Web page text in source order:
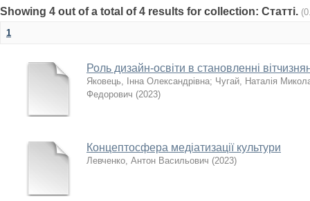
Showing 4 out of a total of 4 results for collection: Статті.
1
Роль дизайн-освіти в становленні
Яковець, Інна Олександрівна; Чугай, Наталія
Федорович (2023)
Концептосфера медіатизації культури
Левченко, Антон Васильович (2023)